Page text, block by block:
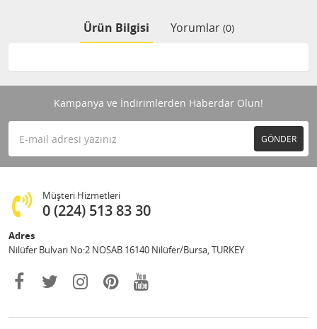
Ürün Bilgisi Yorumlar (0)
Kampanya ve İndirimlerden Haberdar Olun!
GÖNDER
Müşteri Hizmetleri
0 (224) 513 83 30
Adres
Nilüfer Bulvarı No:2 NOSAB 16140 Nilüfer/Bursa, TURKEY